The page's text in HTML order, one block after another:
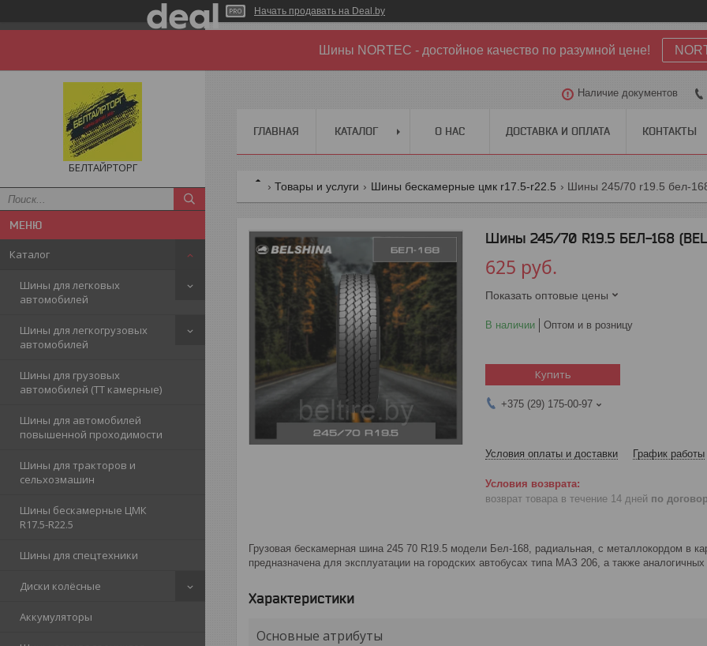
Начать продавать на Deal.by
Шины NORTEC - достойное качество по разумной цене!
БЕЛТАЙРТОРГ
Каталог
Шины для легковых
автомобилей
Шины для легкогрузовых
автомобилей
Шины для грузовых
автомобилей (ТТ камерные)
Шины для автомобилей
повышенной проходимости
Шины для тракторов и
сельхозмашин
Шины бескамерные ЦМК
R17.5-R22.5
Шины для спецтехники
Диски колёсные
Аккумуляторы
Наличие документов
ГЛАВНАЯ КАТАЛОГ О НАС ДОСТАВКА И ОПЛАТА КОНТАКТЫ
Товары и услуги Шины бескамерные цмк r17.5-r22.5 Шины 245/70 r19.5 бел-
Шины 245/70 R19.5 БЕЛ-168
625 руб.
Показать оптовые цены
В наличии Оптом и в розницу
Купить
+375 (29) 175-00-97
Условия оплаты и доставки График работы
возврат товара в течение 14 дней по
Грузовая бескамерная шина 245 70 R19.5 модели Бел-168, радиальная, с металлокордом в
предназначена для эксплуатации на городских автобусах типа МАЗ 206, а также аналогичных
Характеристики
Основные атрибуты